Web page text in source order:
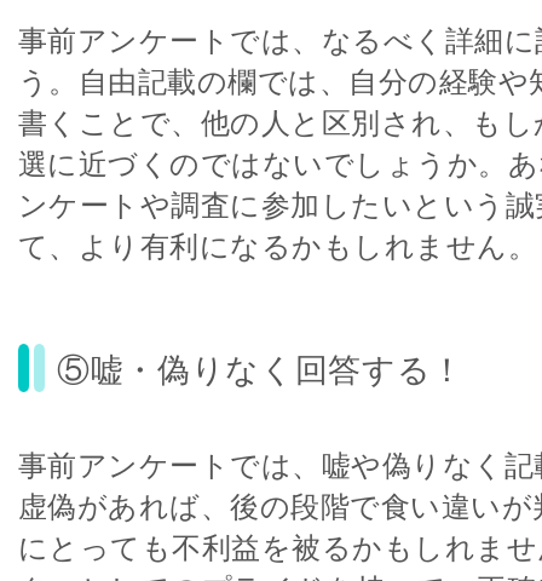
事前アンケートでは、なるべく詳細
う。自由記載の欄では、自分の経験や
書くことで、他の人と区別され、も
選に近づくのではないでしょうか。
ンケートや調査に参加したいという
て、より有利になるかもしれません。
⑤嘘・偽りなく回答する！
事前アンケートでは、嘘や偽りなく
虚偽があれば、後の段階で食い違い
にとっても不利益を被るかもしれま